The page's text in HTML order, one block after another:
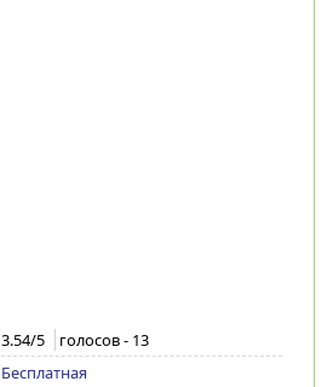
3.54/5 голосов - 13
Бесплатная